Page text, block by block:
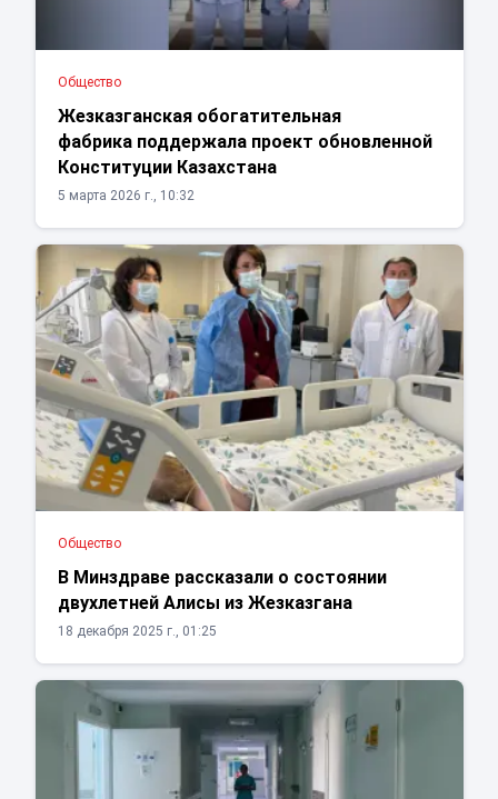
Общество
Жезказганская обогатительная
фабрика поддержала проект обновленной
Конституции Казахстана
5 марта 2026 г., 10:32
Общество
В Минздраве рассказали о состоянии
двухлетней Алисы из Жезказгана
18 декабря 2025 г., 01:25